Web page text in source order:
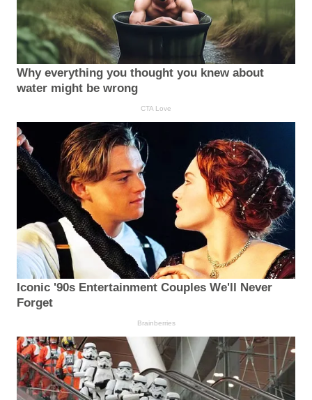
Why everything you thought you knew about
water might be wrong
CTA Love
Iconic '90s Entertainment Couples We'll Never
Forget
Brainberries